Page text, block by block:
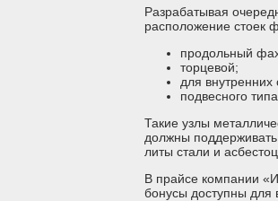
Разрабатывая
расположение стоек
продольный
торцевой;
для
подвесного типа.
Такие узлы
должны
литы стали и
В прайсе компании
бонусы доступны для